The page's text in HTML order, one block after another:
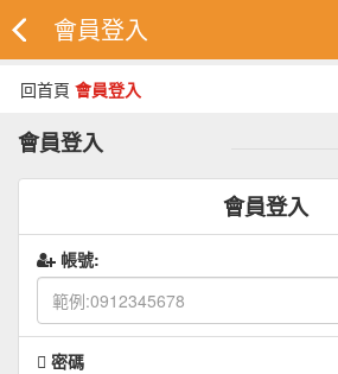
會員登入
回首頁 會員登入
會員登入
會員登入
帳號:
密碼